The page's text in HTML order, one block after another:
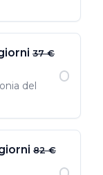
37 €
del
82 €